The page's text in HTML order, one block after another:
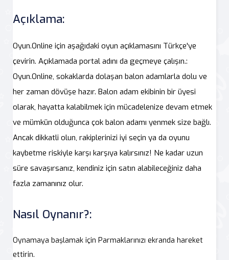
Açıklama:
Oyun.Online için aşağıdaki oyun açıklamasını Türkçe'ye
çevirin. Açıklamada portal adını da geçmeye çalışın.:
Oyun.Online, sokaklarda dolaşan balon adamlarla dolu ve
her zaman dövüşe hazır. Balon adam ekibinin bir üyesi
olarak, hayatta kalabilmek için mücadelenize devam etmek
ve mümkün olduğunca çok balon adamı yenmek size bağlı.
Ancak dikkatli olun, rakiplerinizi iyi seçin ya da oyunu
kaybetme riskiyle karşı karşıya kalırsınız! Ne kadar uzun
süre savaşırsanız, kendiniz için satın alabileceğiniz daha
fazla zamanınız olur.
Nasıl Oynanır?:
Oynamaya başlamak için Parmaklarınızı ekranda hareket
ettirin.